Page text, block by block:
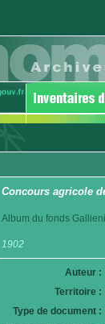
Concours agricole
Album du fonds
1902
Auteur :
Territoire :
Type de document :